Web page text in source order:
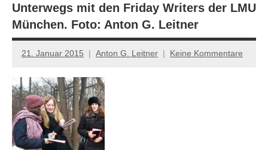
Lyrik,
Essay
Unterwegs mit den Friday Writers der LMU
München. Foto: Anton G. Leitner
21. Januar 2015 Anton G. Leitner Keine Kommentare